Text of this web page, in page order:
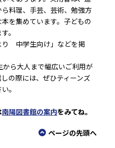
料理、手芸、芸術、勉強方
を集めています。子どもの
。
り 中学生向け」などを掲
ら大人まで幅広いご利用が
の際には、ぜひティーンズ
。
南陽図書館の案内をみてね。
ページの先頭へ